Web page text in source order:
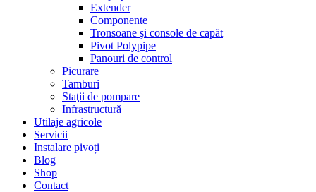
Extender
Componente
Tronsoane şi console de capăt
Pivot Polypipe
Panouri de control
Picurare
Tamburi
Staţii de pompare
Infrastructură
Utilaje agricole
Servicii
Instalare pivoți
Blog
Shop
Contact